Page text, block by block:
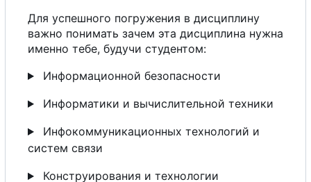
Для успешного погружения в дисциплину
важно понимать зачем эта дисциплина нужна
именно тебе, будучи студентом:
Информационной безопасности
Информатики и вычислительной техники
Инфокоммуникационных технологий и
систем связи
Конструирования и технологии